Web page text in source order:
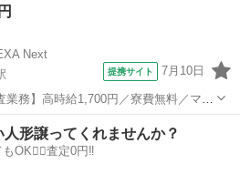
Next
提携サイト 7月10日
業務】高時給1,700円／寮費無料／マイ
の工場のお仕事 ◇空
ブ等）の製造・組立、検査、梱包、入
その他
人形譲ってくれませんか？
OK🙆‍♀️査定0円‼️